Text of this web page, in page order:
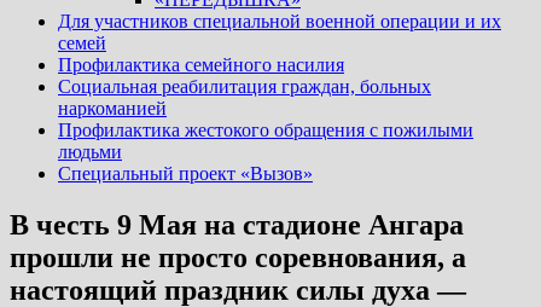
Для участников специальной военной операции и их
семей
Профилактика семейного насилия
Социальная реабилитация граждан, больных
наркоманией
Профилактика жестокого обращения с пожилыми
людьми
Специальный проект «Вызов»
В честь 9 Мая на стадионе Ангара
прошли не просто соревнования, а
настоящий праздник силы духа —